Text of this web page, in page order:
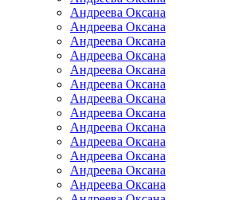
Андреева Оксана
Андреева Оксана
Андреева Оксана
Андреева Оксана
Андреева Оксана
Андреева Оксана
Андреева Оксана
Андреева Оксана
Андреева Оксана
Андреева Оксана
Андреева Оксана
Андреева Оксана
Андреева Оксана